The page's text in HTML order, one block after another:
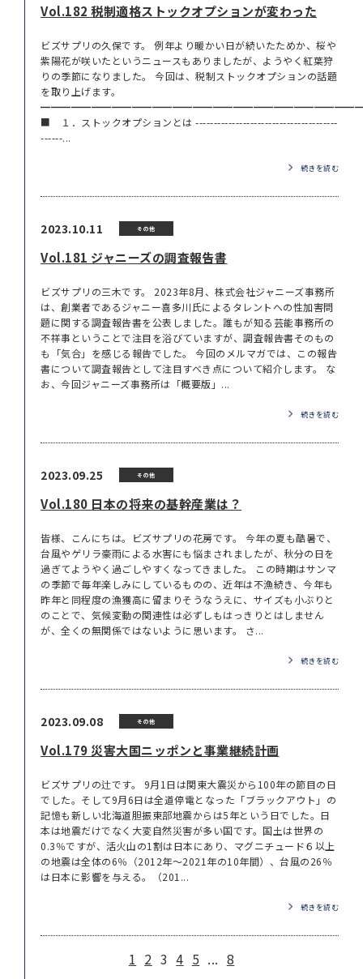
Vol.182 税制適格ストックオプションが変わった
ビズサプリの久保です。 例年より暖かい日が続いたためか、桜や
紫陽花が咲いたというニュースもありましたが、ようやく紅葉狩
りの季節になりました。 今回は、税制ストックオプションの話題
を取り上げます。
■ １．ストックオプションとは ---------------------------------------
------...
続きを読む
2023.10.11 その他
Vol.181 ジャニーズの調査報告書
ビズサプリの三木です。 2023年8月、株式会社ジャニーズ事務所
は、創業者であるジャニー喜多川氏によるタレントへの性加害問
題に関する調査報告書を公表しました。誰もが知る芸能事務所の
不祥事ということで注目を浴びていますが、調査報告書そのもの
も「気合」を感じる報告でした。 今回のメルマガでは、この報告
書について調査報告として注目すべき点について紹介します。 な
お、今回ジャニーズ事務所は「概要版」...
続きを読む
2023.09.25 その他
Vol.180 日本の将来の基幹産業は？
皆様、こんにちは。ビズサプリの花房です。 今年の夏も酷暑で、
台風やゲリラ豪雨による水害にも悩まされましたが、秋分の日を
過ぎてようやく過ごしやすくなってきました。 この時期はサンマ
の季節で毎年楽しみにしているものの、近年は不漁続き、今年も
昨年と同程度の漁獲高に留まりそうなうえに、サイズも小ぶりと
のことで、気候変動の関連性は必ずしもはっきりとはしません
が、全くの無関係ではないように思います。 さ...
続きを読む
2023.09.08 その他
Vol.179 災害大国ニッポンと事業継続計画
ビズサプリの辻です。 9月1日は関東大震災から100年の節目の日
でした。そして9月6日は全道停電となった「ブラックアウト」の
記憶も新しい北海道胆振東部地震からは5年という日でした。日
本は地震だけでなく大変自然災害が多い国です。国土は世界の
0.3％ですが、活火山の1割は日本にあり、マグニチュード６以上
の地震は全体の6％（2012年～2021年の10年間）、台風の26％
は日本に影響を与える。（201...
続きを読む
1 2 3 4 5 ... 8